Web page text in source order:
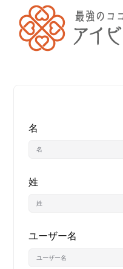
名
姓
ユーザー名